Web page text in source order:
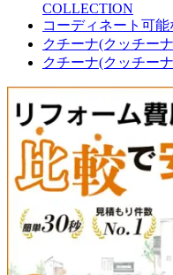
COLLECTION
コーディネート可
クチーナ(クッチー
クチーナ(クッチー